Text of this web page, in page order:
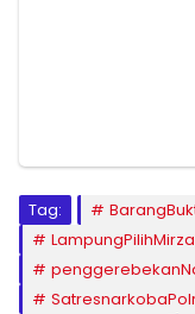
Tag:
LampungPilihMirza